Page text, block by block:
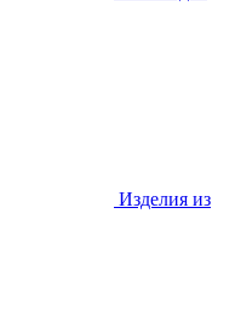
Изделия из